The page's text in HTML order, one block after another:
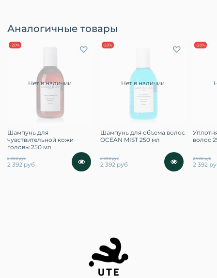
Аналогичные товары
Нет в наличии
-20%
Шампунь для
чувствительной кожи
головы 250 мл
2 990 руб
2 392 руб
Нет в наличии
-20%
Шампунь для объема волос
OCEAN MIST 250 мл
2 990 руб
2 392 руб
-20%
волос
2 990 руб
2 392